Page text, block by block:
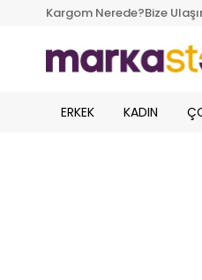
Kargom Nerede?Bize
ERKEK KADIN